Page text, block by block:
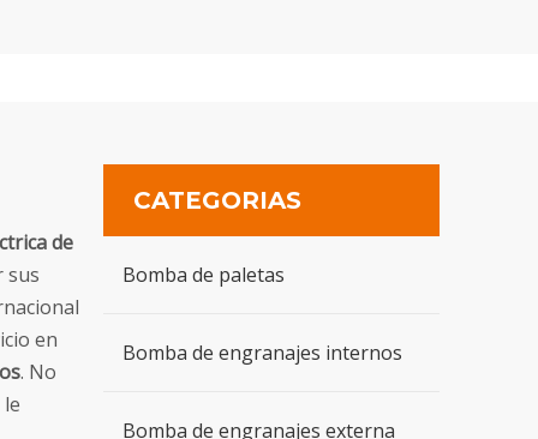
de
sus
en
. No
le
CATEGORIAS
Bomba de paletas
Bomba de engranajes internos
Bomba de engranajes externa